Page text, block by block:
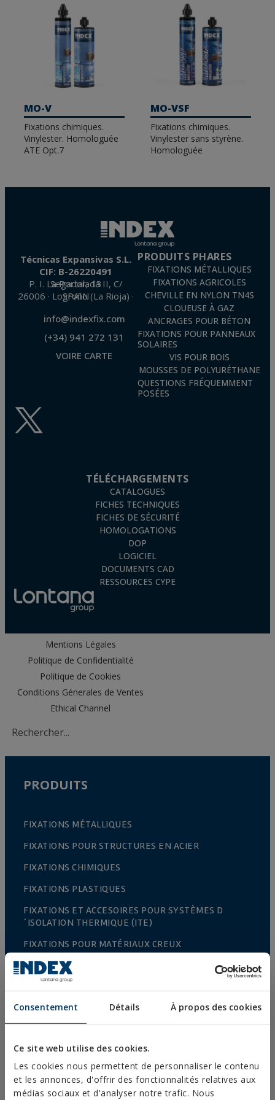
Consentement Détails À propos des cookies
Ce site web utilise des cookies.
Les cookies nous permettent de personnaliser le contenu
et les annonces, d'offrir des fonctionnalités relatives aux
médias sociaux et d'analyser notre trafic. Nous
MO-V
Fixations chimiques.
Vinylester. Homologuée
ATE Opt.7
MO-VSF
Fixations chimiques.
Vinylester sans styrène.
Homologuée
Técnicas Expansivas S.L.
CIF: B-26220491
P. I. La Portalada II, C/ Segador, 13
26006 · Logroño (La Rioja) · SPAIN
info@indexfix.com
(+34) 941 272 131
VOIRE CARTE
PRODUITS PHARES
FIXATIONS MÉTALLIQUES
FIXATIONS AGRICOLES
CHEVILLE EN NYLON TN4S
CLOUEUSE À GAZ
ANCRAGES POUR BÉTON
FIXATIONS POUR PANNEAUX
SOLAIRES
VIS POUR BOIS
MOUSSES DE POLYURÉTHANE
QUESTIONS FRÉQUEMMENT
POSÉES
TÉLÉCHARGEMENTS
CATALOGUES
FICHES TECHNIQUES
FICHES DE SÉCURITÉ
HOMOLOGATIONS
DOP
LOGICIEL
DOCUMENTS CAD
RESSOURCES CYPE
Mentions Légales
Politique de Confidentialité
Politique de Cookies
Conditions Génerales de Ventes
Ethical Channel
PRODUITS
FIXATIONS MÉTALLIQUES
FIXATIONS POUR STRUCTURES EN ACIER
FIXATIONS CHIMIQUES
FIXATIONS PLASTIQUES
FIXATIONS ET ACCESOIRES POUR SYSTÈMES D
´ISOLATION THERMIQUE (ITE)
FIXATIONS POUR MATÉRIAUX CREUX
RIVETS
ACCESSOIRES TREILLIS
CLÔTURES ET CAGES
FIXATIONS ET ACCESSOIRES POUR PLAQUES DE
PLÂTRE